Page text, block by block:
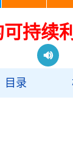
持续
目录